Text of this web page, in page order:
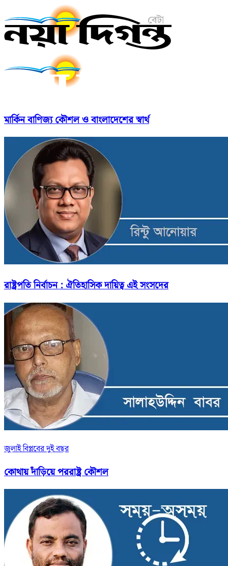
মার্কিন বাণিজ্য কৌশল ও বাংলাদেশের স্বার্থ
রাষ্ট্রপতি নির্বাচন : ঐতিহাসিক দায়িত্ব এই সংসদের
জুলাই বিপ্লবের দুই বছর
কোথায় দাঁড়িয়ে পররাষ্ট্র কৌশল